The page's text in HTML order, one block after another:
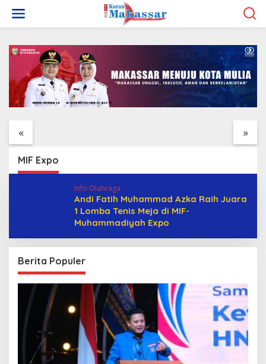
w
« »
Legalitas Tower di
KBLI Hotel Diperbarui,
MIF Expo
Info Olahraga
Andi Fatih Muhammad Azka Raih Juara
1 Lomba Tenis Meja di MIF-
Muhammadiyah Expo
Berita Populer